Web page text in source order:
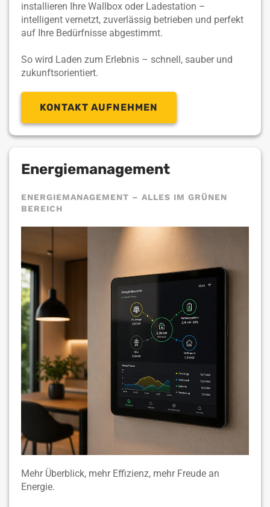
installieren Ihre Wallbox oder Ladestation –
intelligent vernetzt, zuverlässig betrieben und perfekt
auf Ihre Bedürfnisse abgestimmt.
So wird Laden zum Erlebnis – schnell, sauber und
zukunftsorientiert.
KONTAKT AUFNEHMEN
Energiemanagement
ENERGIEMANAGEMENT – ALLES IM GRÜNEN
BEREICH
Mehr Überblick, mehr Effizienz, mehr Freude an
Energie.